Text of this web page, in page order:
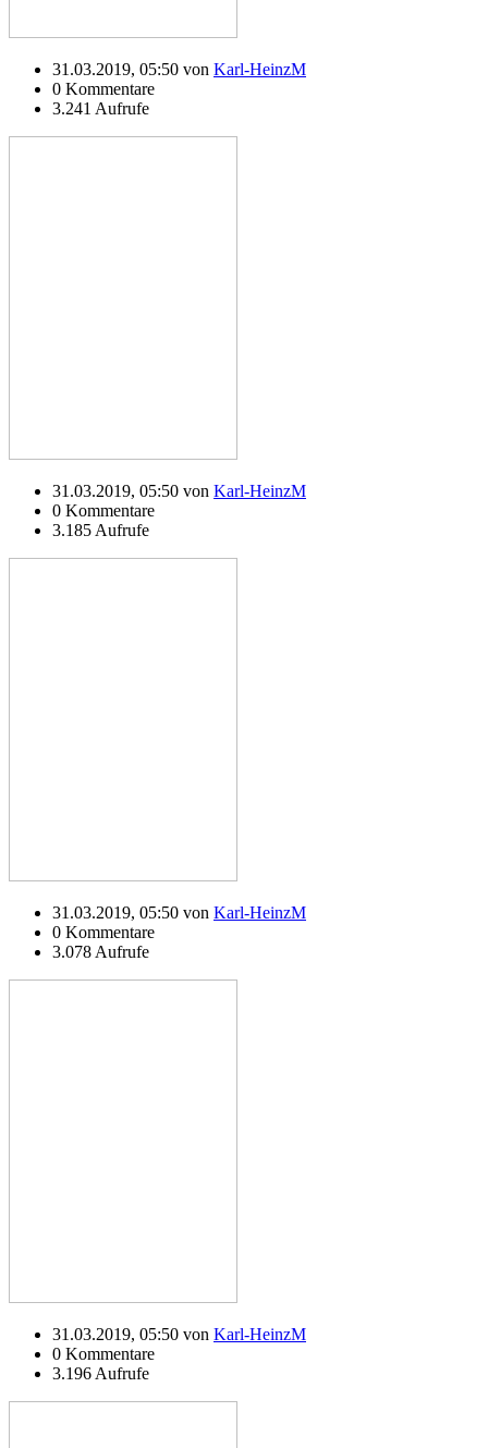
31.03.2019, 05:50 von Karl-HeinzM
0 Kommentare
3.241 Aufrufe
31.03.2019, 05:50 von Karl-HeinzM
0 Kommentare
3.185 Aufrufe
31.03.2019, 05:50 von Karl-HeinzM
0 Kommentare
3.078 Aufrufe
31.03.2019, 05:50 von Karl-HeinzM
0 Kommentare
3.196 Aufrufe